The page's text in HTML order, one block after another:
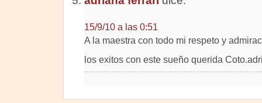
15/9/10 a las 0:51
A la maestra con todo mi respeto y
los exitos con este sueño querida